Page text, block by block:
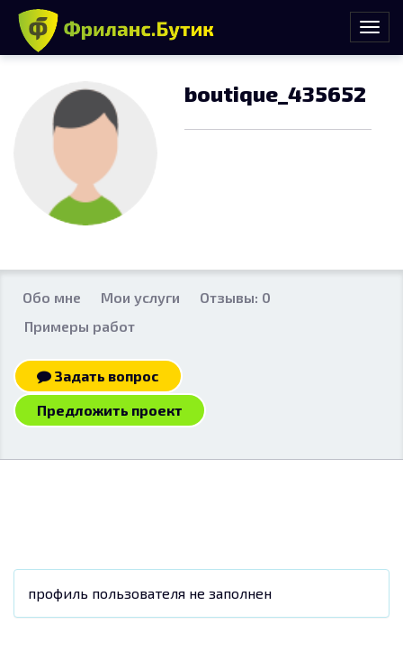
boutique_435652
Обо мне Мои услуги
Отзывы: 0
Примеры работ
Задать вопрос
Предложить проект
профиль пользователя не заполнен